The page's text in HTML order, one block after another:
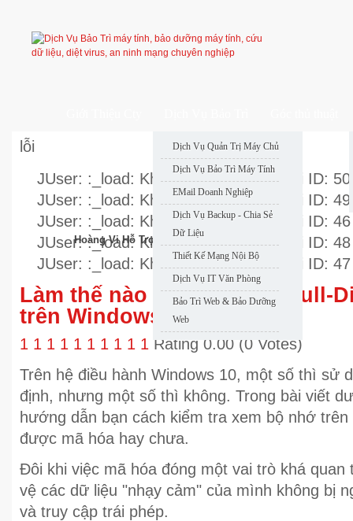
Dịch Vụ Quản Trị Máy Chủ
Dịch Vụ Bảo Trì Máy Tính
EMail Doanh Nghiệp
Dịch Vụ Backup - Chia Sẻ
Dữ Liệu
Thiết Kế Mạng Nội Bộ
Dịch Vụ IT Văn Phòng
Bảo Trì Web & Bảo Dưỡng
Web
lỗi
JUser: :_load: Không thể nạp user với ID: 50
JUser: :_load: Không thể nạp user với ID: 49
JUser: :_load: Không thể nạp user với ID: 46
JUser: :_load: Không thể nạp user với ID: 48
JUser: :_load: Không thể nạp user với ID: 47
Làm thế nào để kích hoạt Full-
trên Windows 10?
1 1 1 1 1 1 1 1 1 1 Rating 0.00 (0 Votes)
Trên hệ điều hành Windows 10, một số thì sử
định, nhưng một số thì không. Trong bài viết
hướng dẫn bạn cách kiểm tra xem bộ nhớ
được mã hóa hay chưa.
Đôi khi việc mã hóa đóng một vai trò khá quan
vệ các dữ liệu "nhạy cảm" của mình không bị
và truy cập trái phép.
Hoàng Vi Hỗ Trợ Nhanh